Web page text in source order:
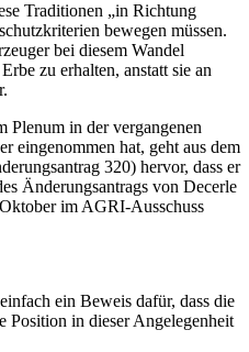
Traditionen „in Richtung
bewegen müssen.
bei diesem Wandel
zu erhalten, anstatt sie an
Plenum in der vergangenen
eingenommen hat, geht aus dem
320) hervor, dass er
Änderungsantrags von Decerle
im AGRI-Ausschuss
ein Beweis dafür, dass die
Position in dieser Angelegenheit